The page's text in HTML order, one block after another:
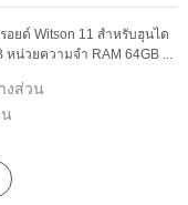
ยด์ Witson 11 สำหรับฮุนได
หน่วยความจำ RAM 64GB ...
งส่วน